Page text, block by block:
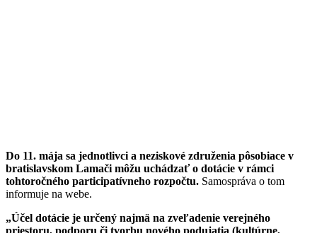
Do 11. mája sa jednotlivci a neziskové združenia pôsobiace v
bratislavskom Lamači môžu uchádzať o dotácie v rámci
tohtoročného participatívneho rozpočtu. Samospráva o tom
informuje na webe.
„Účel dotácie je určený najmä na zveľadenie verejného
priestoru, podporu či tvorbu nového podujatia (kultúrne,